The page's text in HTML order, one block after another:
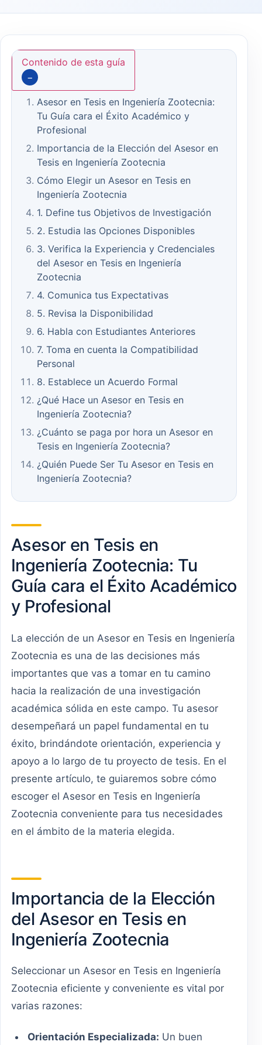
Contenido de esta guía
−
Asesor en Tesis en Ingeniería Zootecnia:
Tu Guía cara el Éxito Académico y
Profesional
Importancia de la Elección del Asesor en
Tesis en Ingeniería Zootecnia
Cómo Elegir un Asesor en Tesis en
Ingeniería Zootecnia
1. Define tus Objetivos de Investigación
2. Estudia las Opciones Disponibles
3. Verifica la Experiencia y Credenciales
del Asesor en Tesis en Ingeniería
Zootecnia
4. Comunica tus Expectativas
5. Revisa la Disponibilidad
6. Habla con Estudiantes Anteriores
7. Toma en cuenta la Compatibilidad
Personal
8. Establece un Acuerdo Formal
¿Qué Hace un Asesor en Tesis en
Ingeniería Zootecnia?
¿Cuánto se paga por hora un Asesor en
Tesis en Ingeniería Zootecnia?
¿Quién Puede Ser Tu Asesor en Tesis en
Ingeniería Zootecnia?
Asesor en Tesis en
Ingeniería Zootecnia: Tu
Guía cara el Éxito Académico
y Profesional
La elección de un Asesor en Tesis en Ingeniería
Zootecnia es una de las decisiones más
importantes que vas a tomar en tu camino
hacia la realización de una investigación
académica sólida en este campo. Tu asesor
desempeñará un papel fundamental en tu
éxito, brindándote orientación, experiencia y
apoyo a lo largo de tu proyecto de tesis. En el
presente artículo, te guiaremos sobre cómo
escoger el Asesor en Tesis en Ingeniería
Zootecnia conveniente para tus necesidades
en el ámbito de la materia elegida.
Importancia de la Elección
del Asesor en Tesis en
Ingeniería Zootecnia
Seleccionar un Asesor en Tesis en Ingeniería
Zootecnia eficiente y conveniente es vital por
varias razones:
Orientación Especializada: Un buen